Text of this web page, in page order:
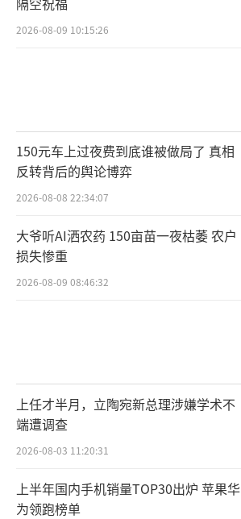
2026-08-09 10:15:26
150元车上过夜费到底谁被做局了 真相
反转背后的舆论博弈
2026-08-08 22:34:07
大爷听AI洒农药 150亩苗一夜枯萎 农户
损失惨重
2026-08-09 08:46:32
上任才半月，立陶宛新总理涉嫌学术不
端遭调查
2026-08-03 11:20:31
上半年国内手机销量TOP30出炉 苹果华
为领跑榜单